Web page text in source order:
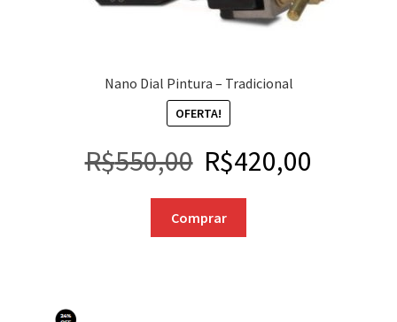
Nano Dial Pintura – Tradicional
OFERTA!
R$550,00 R$420,00
Comprar